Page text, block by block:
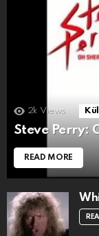
2k Views
Steve Perry:
READ MORE